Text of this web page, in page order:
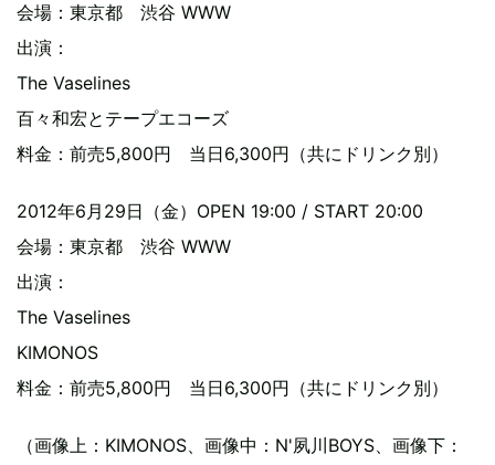
会場：東京都 渋谷 WWW
出演：
The Vaselines
百々和宏とテープエコーズ
料金：前売5,800円 当日6,300円（共にドリンク別）
2012年6月29日（金）OPEN 19:00 / START 20:00
会場：東京都 渋谷 WWW
出演：
The Vaselines
KIMONOS
料金：前売5,800円 当日6,300円（共にドリンク別）
（画像上：KIMONOS、画像中：N'夙川BOYS、画像下：